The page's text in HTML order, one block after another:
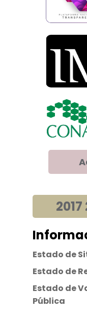
Estado de
Estado de
Estado de
Pública